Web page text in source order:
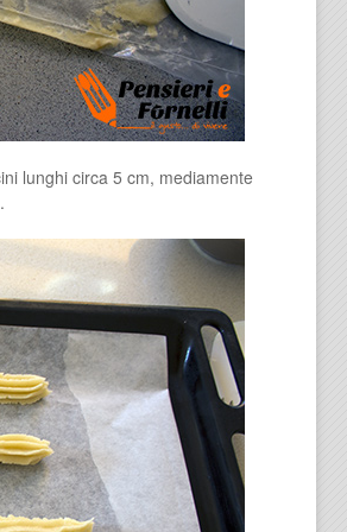
lunghi circa 5 cm, mediamente